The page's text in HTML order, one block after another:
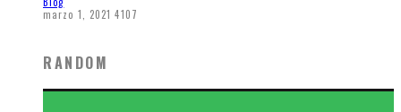
marzo 1, 2021 4107
RANDOM